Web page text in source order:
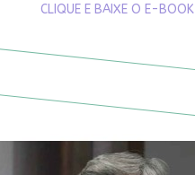
CLIQUE E BAIXE O E-BOOK